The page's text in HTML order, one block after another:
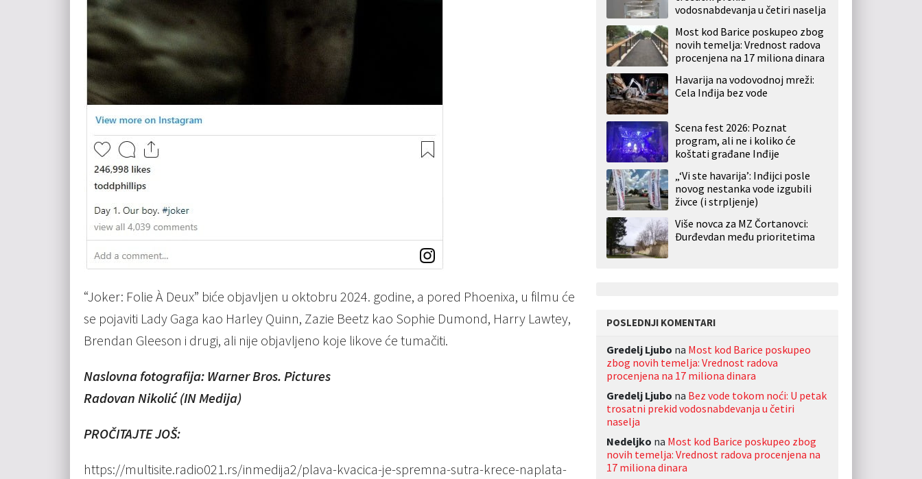
“Joker: Folie À Deux” biće objavljen u oktobru 2024. godine, a pored Phoenixa, u filmu će
se pojaviti Lady Gaga kao Harley Quinn, Zazie Beetz kao Sophie Dumond, Harry Lawtey,
Brendan Gleeson i drugi, ali nije objavljeno koje likove će tumačiti.
Naslovna fotografija: Warner Bros. Pictures
Radovan Nikolić (IN Medija)
PROČITAJTE JOŠ:
https://multisite.radio021.rs/inmedija2/plava-kvacica-je-spremna-sutra-krece-naplata-
vodosnabdevanja u četiri naselja
Most kod Barice poskupeo zbog
novih temelja: Vrednost radova
procenjena na 17 miliona dinara
Havarija na vodovodnoj mreži:
Cela Inđija bez vode
Scena fest 2026: Poznat
program, ali ne i koliko će
koštati građane Inđije
„‘Vi ste havarija’: Inđijci posle
novog nestanka vode izgubili
živce (i strpljenje)
Više novca za MZ Čortanovci:
Đurđevdan među prioritetima
POSLEDNJI KOMENTARI
Gredelj Ljubo na Most kod Barice poskupeo
zbog novih temelja: Vrednost radova
procenjena na 17 miliona dinara
Gredelj Ljubo na Bez vode tokom noći: U petak
trosatni prekid vodosnabdevanja u četiri
naselja
Nedeljko na Most kod Barice poskupeo zbog
novih temelja: Vrednost radova procenjena na
17 miliona dinara